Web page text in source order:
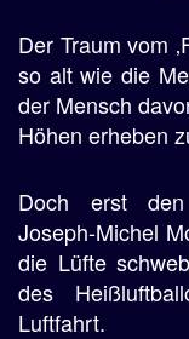
e
n
Der Traum vom
so alt wie die
der Mensch
Höhen erheben
Doch erst den
Joseph-Michel
die Lüfte
des
Luftfahrt.